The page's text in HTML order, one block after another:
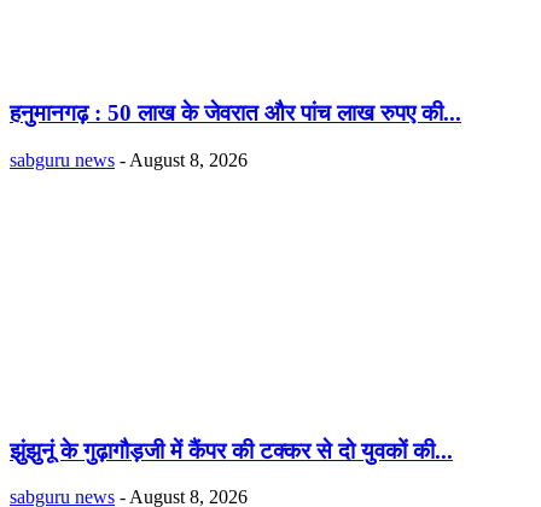
हनुमानगढ़ : 50 लाख के जेवरात और पांच लाख रुपए की...
sabguru news - August 8, 2026
झुंझुनूं के गुढ़ागौड़जी में कैंपर की टक्कर से दो युवकों की...
sabguru news - August 8, 2026